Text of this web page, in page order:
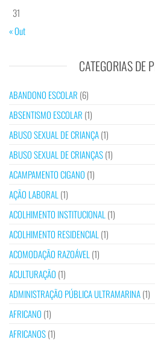
31
« Out
CATEGORIAS DE
ABANDONO ESCOLAR (6)
ABSENTISMO ESCOLAR (1)
ABUSO SEXUAL DE CRIANÇA(1)
ABUSO SEXUAL DE CRIANÇAS(1)
ACAMPAMENTO CIGANO (1)
AÇÃO LABORAL (1)
ACOLHIMENTO INSTITUCIONAL (1)
ACOLHIMENTO RESIDENCIAL (1)
ACOMODAÇÃO RAZOÁVEL (1)
ACULTURAÇÃO (1)
ADMINISTRAÇÃO PÚBLICA ULTRAMARINA(1)
AFRICANO (1)
AFRICANOS(1)